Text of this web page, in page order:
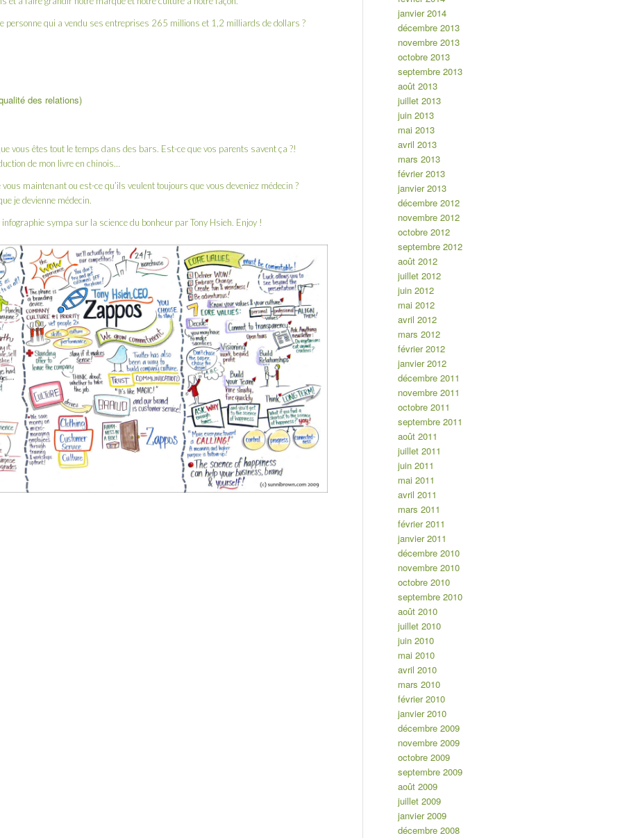
personne qui a vendu ses entreprises 265 millions et 1,2 milliards de dollars ?
des relations)
vous êtes tout le temps dans des bars. Est-ce que vos parents savent ça ?!
de mon livre en chinois…
maintenant ou est-ce qu’ils veulent toujours que vous deveniez médecin ?
je devienne médecin.
sympa sur la science du bonheur par Tony Hsieh. Enjoy !
janvier 2014
décembre 2013
novembre 2013
octobre 2013
septembre 2013
août 2013
juillet 2013
juin 2013
mai 2013
avril 2013
mars 2013
février 2013
janvier 2013
décembre 2012
novembre 2012
octobre 2012
septembre 2012
août 2012
juillet 2012
juin 2012
mai 2012
avril 2012
mars 2012
février 2012
janvier 2012
décembre 2011
novembre 2011
octobre 2011
septembre 2011
août 2011
juillet 2011
juin 2011
mai 2011
avril 2011
mars 2011
février 2011
janvier 2011
décembre 2010
novembre 2010
octobre 2010
septembre 2010
août 2010
juillet 2010
juin 2010
mai 2010
avril 2010
mars 2010
février 2010
janvier 2010
décembre 2009
novembre 2009
octobre 2009
septembre 2009
août 2009
juillet 2009
janvier 2009
décembre 2008